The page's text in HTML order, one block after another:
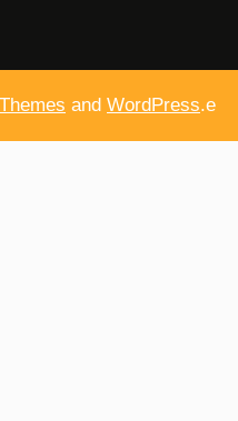
and WordPress.e